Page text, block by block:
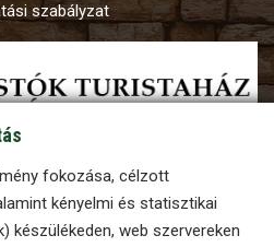
szabályzat
fokozása, célzott
kényelmi és statisztikai
készülékeden, web szervereken